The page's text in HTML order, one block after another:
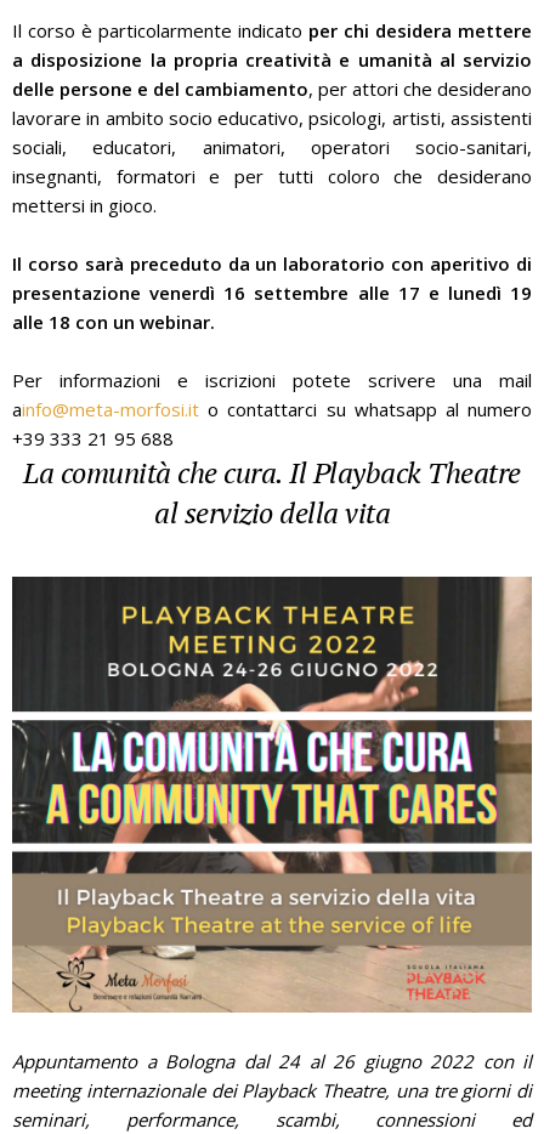
Il corso è particolarmente indicato per chi desidera mettere
a disposizione la propria creatività e umanità al servizio
delle persone e del cambiamento, per attori che desiderano
lavorare in ambito socio educativo, psicologi, artisti, assistenti
sociali, educatori, animatori, operatori socio-sanitari,
insegnanti, formatori e per tutti coloro che desiderano
mettersi in gioco.
Il corso sarà preceduto da un laboratorio con aperitivo di
presentazione venerdì 16 settembre alle 17 e lunedì 19
alle 18 con un webinar.
Per informazioni e iscrizioni potete scrivere una mail
ainfo@meta-morfosi.it o contattarci su whatsapp al numero
+39 333 21 95 688
La comunità che cura. Il Playback Theatre
al servizio della vita
Appuntamento a Bologna dal 24 al 26 giugno 2022 con il
meeting internazionale dei Playback Theatre, una tre giorni di
seminari, performance, scambi, connessioni ed